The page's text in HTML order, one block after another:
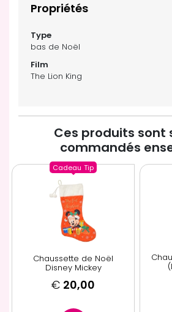
Propriétés
bas de Noël
The Lion King
Ces produits sont
commandés
Cadeau Tip
Chaussette de Noël
Disney Mickey
€ 20,00